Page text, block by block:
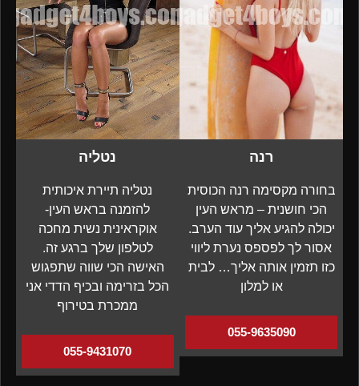
רנה
בחורה מקסימה רנה הכוסית
הכי חושנית – מראש העין
יכולה להגיע אליך עוד הערב.
אסור לך לפספס נערת ליווי
כזו תזמין אותה אליך… לבית
או למלון
055-9635090
נטליה
נטליה תיירת איכותית
להזמנה בראש העין-
אוקראינית נשית מחכה
לטלפון שלך ברגע זה.
האישה הכי שווה שתפגוש
הכל בזרימה ובכיף הדדי אני
ממכרת בטירוף
055-9431070